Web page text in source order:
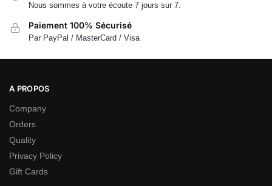
Nous sommes à votre écoute 7 jours sur 7.
Paiement 100% Sécurisé
Par PayPal / MasterCard / Visa
A PROPOS
Company
Orders
Quality
Privacy Policy
Gift Cards